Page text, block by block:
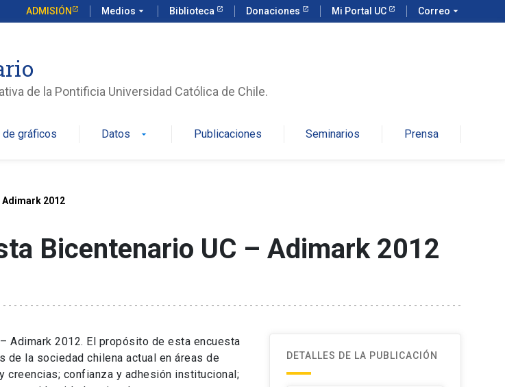
ADMISIÓN Medios arrow_drop_down Biblioteca Donaciones Mi Portal UC Correo arrow_drop_down
de la Pontificia Universidad Católica de Chile.
gráficos Datos arrow_drop_down Publicaciones Seminarios Prensa
2012
Bicentenario UC – Adimark 2012
Adimark 2012. El propósito de esta encuesta
de la sociedad chilena actual en áreas de
confianza y adhesión institucional;
DETALLES DE LA PUBLICACIÓN